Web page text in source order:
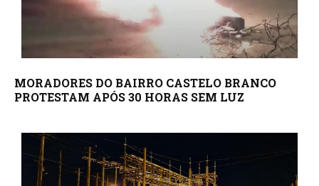
MORADORES DO BAIRRO CASTELO BRANCO
PROTESTAM APÓS 30 HORAS SEM LUZ